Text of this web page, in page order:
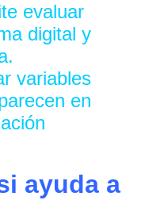
evaluar
digital y
variables
en
ayuda a